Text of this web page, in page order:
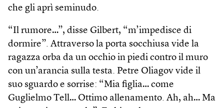
che gli aprì seminudo.
“Il rumore…”, disse Gilbert, “m’impedisce di
dormire”. Attraverso la porta socchiusa vide la
ragazza orba da un occhio in piedi contro il muro
con un’arancia sulla testa. Petre Oliagov vide il
suo sguardo e sorrise: “Mia figlia… come
Guglielmo Tell… Ottimo allenamento. Ah, ah… Ma